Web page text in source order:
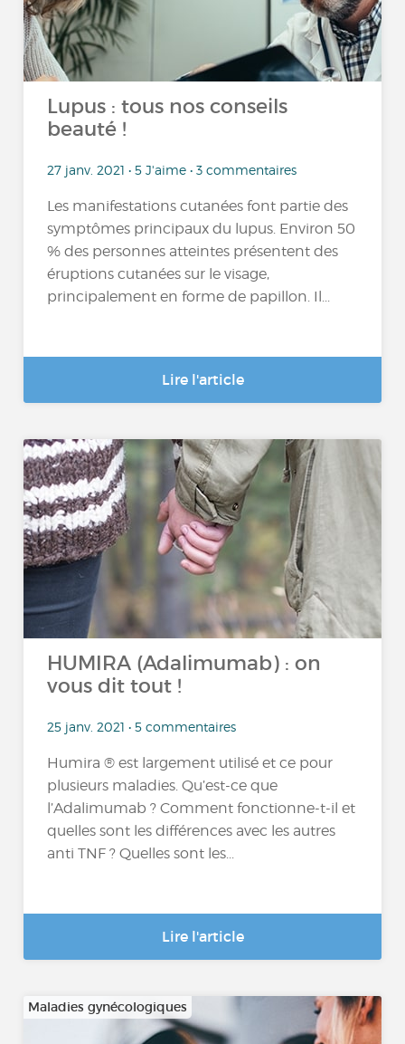
Lupus : tous nos conseils
beauté !
27 janv. 2021 • 5 J'aime • 3 commentaires
Les manifestations cutanées font partie des
symptômes principaux du lupus. Environ 50
% des personnes atteintes présentent des
éruptions cutanées sur le visage,
principalement en forme de papillon. Il...
Lire l'article
HUMIRA (Adalimumab) : on
vous dit tout !
25 janv. 2021 • 5 commentaires
Humira ® est largement utilisé et ce pour
plusieurs maladies. Qu’est-ce que
l’Adalimumab ? Comment fonctionne-t-il et
quelles sont les différences avec les autres
anti TNF ? Quelles sont les...
Lire l'article
Maladies gynécologiques